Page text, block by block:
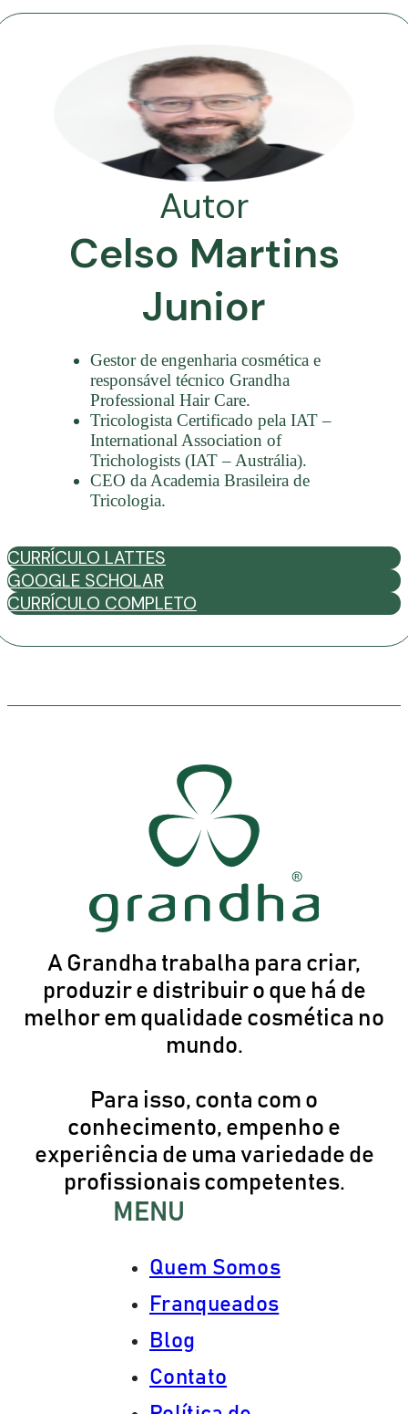
Autor
Celso Martins
Junior
Gestor de engenharia cosmética e
responsável técnico Grandha
Professional Hair Care.
Tricologista Certificado pela IAT –
International Association of
Trichologists (IAT – Austrália).
CEO da Academia Brasileira de
Tricologia.
CURRÍCULO LATTES
GOOGLE SCHOLAR
CURRÍCULO COMPLETO
A Grandha trabalha para criar,
produzir e distribuir o que há de
melhor em qualidade cosmética no
mundo.
Para isso, conta com o
conhecimento, empenho e
experiência de uma variedade de
profissionais competentes.
MENU
Quem Somos
Franqueados
Blog
Contato